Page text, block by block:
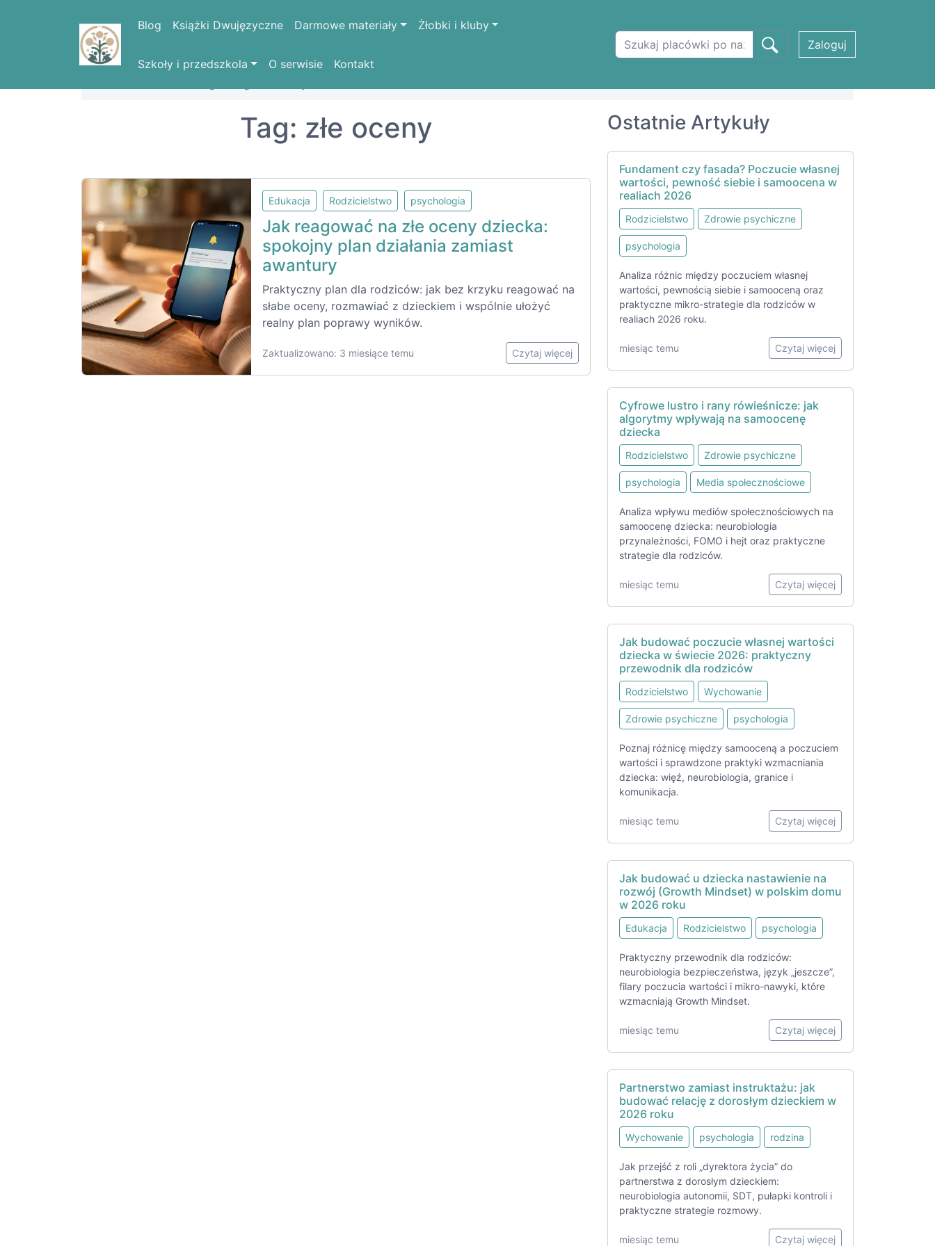
Blog Książki Dwujęzyczne Darmowe materiały Żłobki i kluby
Szkoły i przedszkola O serwisie Kontakt
Zaloguj
Tag: złe oceny
Edukacja Rodzicielstwo psychologia
Jak reagować na złe oceny dziecka:
spokojny plan działania zamiast
awantury
Praktyczny plan dla rodziców: jak bez krzyku reagować na
słabe oceny, rozmawiać z dzieckiem i wspólnie ułożyć
realny plan poprawy wyników.
Zaktualizowano: 3 miesiące temu Czytaj więcej
Ostatnie Artykuły
Fundament czy fasada? Poczucie własnej
wartości, pewność siebie i samoocena w
realiach 2026
Rodzicielstwo Zdrowie psychiczne
psychologia
Analiza różnic między poczuciem własnej
wartości, pewnością siebie i samooceną oraz
praktyczne mikro-strategie dla rodziców w
realiach 2026 roku.
miesiąc temu Czytaj więcej
Cyfrowe lustro i rany rówieśnicze: jak
algorytmy wpływają na samoocenę
dziecka
Rodzicielstwo Zdrowie psychiczne
psychologia Media społecznościowe
Analiza wpływu mediów społecznościowych na
samoocenę dziecka: neurobiologia
przynależności, FOMO i hejt oraz praktyczne
strategie dla rodziców.
miesiąc temu Czytaj więcej
Jak budować poczucie własnej wartości
dziecka w świecie 2026: praktyczny
przewodnik dla rodziców
Rodzicielstwo Wychowanie
Zdrowie psychiczne psychologia
Poznaj różnicę między samooceną a poczuciem
wartości i sprawdzone praktyki wzmacniania
dziecka: więź, neurobiologia, granice i
komunikacja.
miesiąc temu Czytaj więcej
Jak budować u dziecka nastawienie na
rozwój (Growth Mindset) w polskim domu
w 2026 roku
Edukacja Rodzicielstwo psychologia
Praktyczny przewodnik dla rodziców:
neurobiologia bezpieczeństwa, język „jeszcze”,
filary poczucia wartości i mikro-nawyki, które
wzmacniają Growth Mindset.
miesiąc temu Czytaj więcej
Partnerstwo zamiast instruktażu: jak
budować relację z dorosłym dzieckiem w
2026 roku
Wychowanie psychologia rodzina
Jak przejść z roli „dyrektora życia” do
partnerstwa z dorosłym dzieckiem:
neurobiologia autonomii, SDT, pułapki kontroli i
praktyczne strategie rozmowy.
miesiąc temu Czytaj więcej